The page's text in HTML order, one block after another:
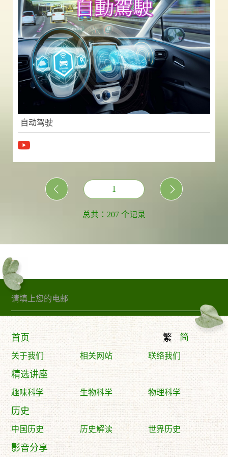
自动驾驶
1
总共：207 个记录
订阅精句
首页 简
繁
关于我们 相关网站 联络我们
精选讲座
趣味科学 生物科学 物理科学
历史
中国历史 历史解读 世界历史
影音分享